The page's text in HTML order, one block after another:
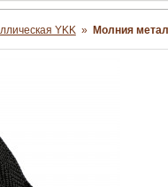
YKK » Молния